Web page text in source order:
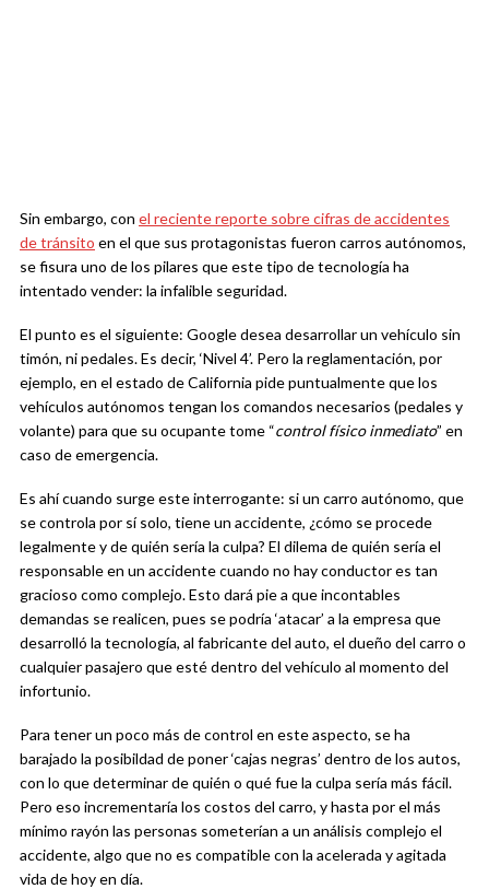
Sin embargo, con el reciente reporte sobre cifras de accidentes
de tránsito en el que sus protagonistas fueron carros autónomos,
se fisura uno de los pilares que este tipo de tecnología ha
intentado vender: la infalible seguridad.
El punto es el siguiente: Google desea desarrollar un vehículo sin
timón, ni pedales. Es decir, ‘Nivel 4’. Pero la reglamentación, por
ejemplo, en el estado de California pide puntualmente que los
vehículos autónomos tengan los comandos necesarios (pedales y
volante) para que su ocupante tome “control físico inmediato” en
caso de emergencia.
Es ahí cuando surge este interrogante: si un carro autónomo, que
se controla por sí solo, tiene un accidente, ¿cómo se procede
legalmente y de quién sería la culpa? El dilema de quién sería el
responsable en un accidente cuando no hay conductor es tan
gracioso como complejo. Esto dará pie a que incontables
demandas se realicen, pues se podría ‘atacar’ a la empresa que
desarrolló la tecnología, al fabricante del auto, el dueño del carro o
cualquier pasajero que esté dentro del vehículo al momento del
infortunio.
Para tener un poco más de control en este aspecto, se ha
barajado la posibildad de poner ‘cajas negras’ dentro de los autos,
con lo que determinar de quién o qué fue la culpa sería más fácil.
Pero eso incrementaría los costos del carro, y hasta por el más
mínimo rayón las personas someterían a un análisis complejo el
accidente, algo que no es compatible con la acelerada y agitada
vida de hoy en día.